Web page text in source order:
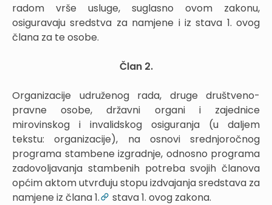
radom vrše usluge, suglasno ovom zakonu,
osiguravaju sredstva za namjene i iz stava 1. ovog
člana za te osobe.
Član 2.
Organizacije udruženog rada, druge društveno-
pravne osobe, državni organi i zajednice
mirovinskog i invalidskog osiguranja (u daljem
tekstu: organizacije), na osnovi srednjoročnog
programa stambene izgradnje, odnosno programa
zadovoljavanja stambenih potreba svojih članova
općim aktom utvrđuju stopu izdvajanja sredstava za
namjene iz člana 1.
stava 1. ovog zakona.